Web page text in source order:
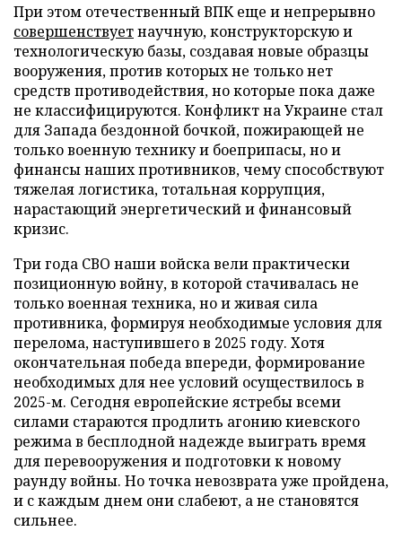
При этом отечественный ВПК еще и непрерывно
совершенствуетнаучную, конструкторскую и
технологическую базы, создавая новые образцы
вооружения, против которых не только нет
средств противодействия, но которые пока даже
не классифицируются. Конфликт на Украине стал
для Запада бездонной бочкой, пожирающей не
только военную технику и боеприпасы, но и
финансы наших противников, чему способствуют
тяжелая логистика, тотальная коррупция,
нарастающий энергетический и финансовый
кризис.
Три года СВО наши войска вели практически
позиционную войну, в которой стачивалась не
только военная техника, но и живая сила
противника, формируя необходимые условия для
перелома, наступившего в 2025 году. Хотя
окончательная победа впереди, формирование
необходимых для нее условий осуществилось в
2025-м. Сегодня европейские ястребы всеми
силами стараются продлить агонию киевского
режима в бесплодной надежде выиграть время
для перевооружения и подготовки к новому
раунду войны. Но точка невозврата уже пройдена,
и с каждым днем они слабеют, а не становятся
сильнее.